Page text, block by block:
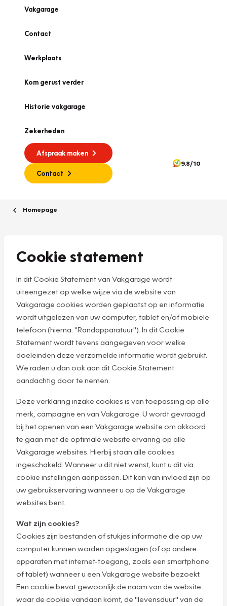
Vakgarage
Contact
Werkplaats
Kom gerust verder
Historie vakgarage
Zekerheden
Afspraak maken
Contact
9.8/10
Homepage
Cookie statement
In dit Cookie Statement van Vakgarage wordt
uiteengezet op welke wijze via de website van
Vakgarage cookies worden geplaatst op en informatie
wordt uitgelezen van uw computer, tablet en/of mobiele
telefoon (hierna: "Randapparatuur"). In dit Cookie
Statement wordt tevens aangegeven voor welke
doeleinden deze verzamelde informatie wordt gebruikt.
We raden u dan ook aan dit Cookie Statement
aandachtig door te nemen.
Deze verklaring inzake cookies is van toepassing op alle
merk, campagne en van Vakgarage. U wordt gevraagd
bij het openen van een Vakgarage website om akkoord
te gaan met de optimale website ervaring op alle
Vakgarage websites. Hierbij staan alle cookies
ingeschakeld. Wanneer u dit niet wenst, kunt u dit via
cookie instellingen aanpassen. Dit kan van invloed zijn op
uw gebruikservaring wanneer u op de Vakgarage
websites bent.
Wat zijn cookies?
Cookies zijn bestanden of stukjes informatie die op uw
computer kunnen worden opgeslagen (of op andere
apparaten met internet-toegang, zoals een smartphone
of tablet) wanneer u een Vakgarage website bezoekt.
Een cookie bevat gewoonlijk de naam van de website
waar de cookie vandaan komt, de "levensduur" van de